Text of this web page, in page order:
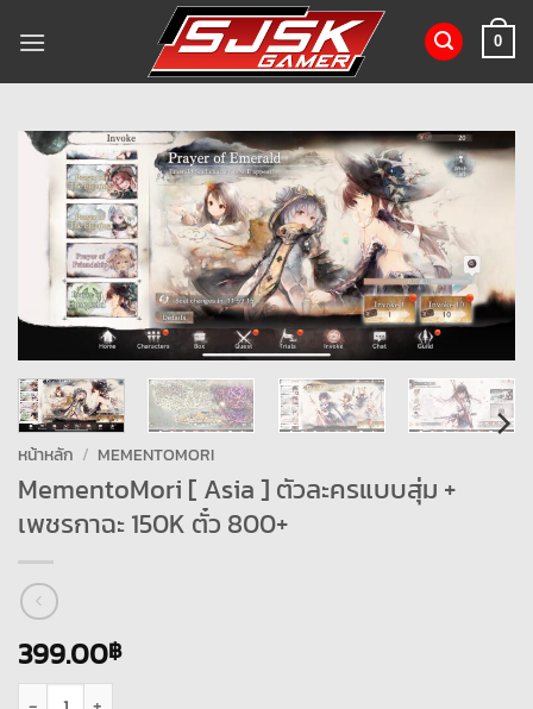
0
หน้าหลัก / MEMENTOMORI
MementoMori [ Asia ] ตัวละครแบบสุ่ม +
เพชรกาฉะ 150K ตั๋ว 800+
399.00฿
จำนวน MementoMori [ Asia ] ตัวละครแบบสุ่ม + เพชรกาฉะ 150K ตั๋ว 800+